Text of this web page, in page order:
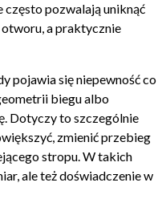
często pozwalają uniknąć
a praktycznie
pojawia się niepewność co
biegu albo
Dotyczy to szczególnie
zmienić przebieg
stropu. W takich
ale też doświadczenie w